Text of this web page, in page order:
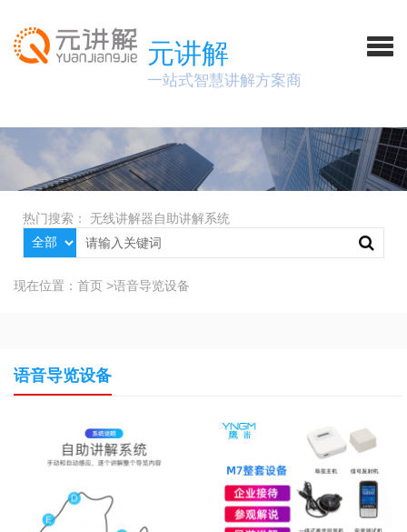
元讲解
一站式智慧讲解方案商
热门搜索： 无线讲解器自助讲解系统
现在位置： 首页 >语音导览设备
语音导览设备